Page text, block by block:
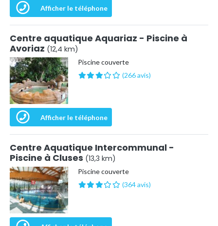
Afficher le téléphone
Centre aquatique Aquariaz - Piscine à
Avoriaz (12,4 km)
Piscine couverte
(266 avis)
Afficher le téléphone
Centre Aquatique Intercommunal -
Piscine à Cluses (13,3 km)
Piscine couverte
(364 avis)